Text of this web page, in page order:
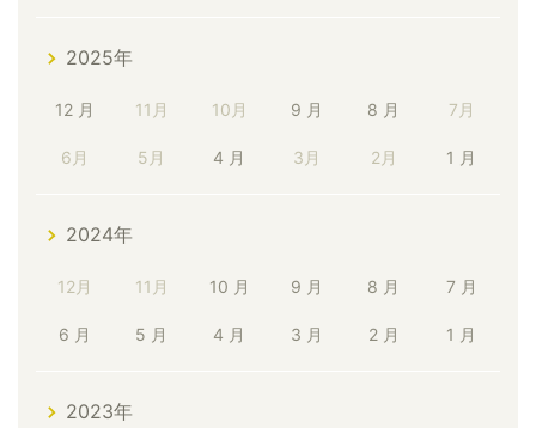
2025年
12 月 11月 10月 9 月 8 月 7月
6月 5月 4 月 3月 2月 1 月
2024年
12月 11月 10 月 9 月 8 月 7 月
6 月 5 月 4 月 3 月 2 月 1 月
2023年